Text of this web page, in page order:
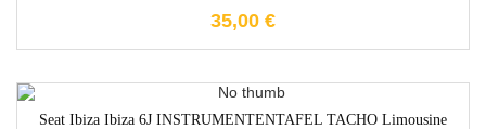
35,00 €
Seat Ibiza Ibiza 6J INSTRUMENTENTAFEL TACHO Limousine